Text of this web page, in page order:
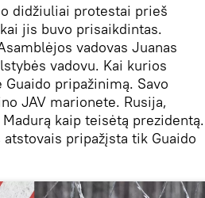
didžiuliai protestai prieš
jis buvo prisaikdintas.
vadovas Juanas
vadovu. Kai kurios
Guaido pripažinimą. Savo
JAV marionete. Rusija,
kaip teisėtą prezidentą.
pripažįsta tik Guaido